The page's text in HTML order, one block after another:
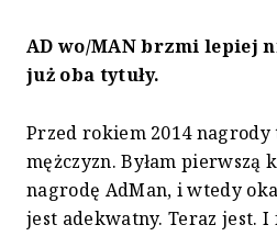
AD wo/MAN brzmi lepiej
już oba tytuły.
Przed rokiem 2014
mężczyzn. Byłam pierwszą
nagrodę AdMan, i wtedy
jest adekwatny. Teraz jest. I